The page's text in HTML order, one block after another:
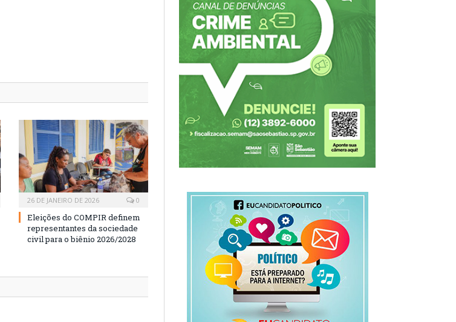
26 DE JANEIRO DE 2026 0
Eleições do COMPIR definem
representantes da sociedade
civil para o biênio 2026/2028